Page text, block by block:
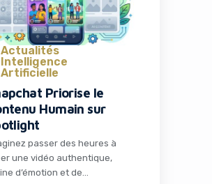
[…]
Actualités
Intelligence
Artificielle
Priorise le
Humain sur
passer des heures à
une vidéo authentique,
d’émotion et de